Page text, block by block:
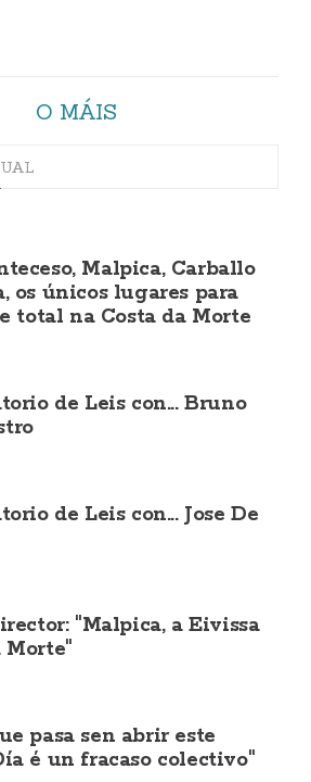
O MÁIS
Malpica, Carballo
os únicos lugares para
total na Costa da Morte
de Leis con... Bruno
de Leis con... Jose De
"Malpica, a Eivissa
Morte"
pasa sen abrir este
é un fracaso colectivo"